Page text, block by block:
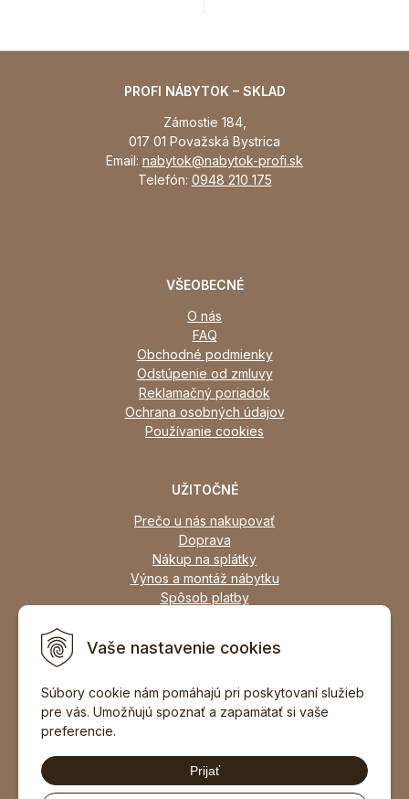
Vaše nastavenie cookies
Súbory cookie nám pomáhajú pri poskytovaní služieb
pre vás. Umožňujú spoznať a zapamätať si vaše
preferencie.
Prijať
PROFI NÁBYTOK – SKLAD
Zámostie 184,
017 01 Považská Bystrica
Email: nabytok@nabytok-profi.sk
Telefón: 0948 210 175
VŠEOBECNÉ
O nás
FAQ
Obchodné podmienky
Odstúpenie od zmluvy
Reklamačný poriadok
Ochrana osobných údajov
Používanie cookies
UŽITOČNÉ
Prečo u nás nakupovať
Doprava
Nákup na splátky
Výnos a montáž nábytku
Spôsob platby
Zariadime všetky typy interiérov
DOPORUČIŤ ZNÁMEMU